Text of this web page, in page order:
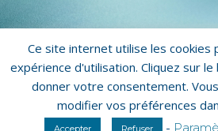
Copyright © 2026 Biorecos
Mentions légales
Politique de
Qui sommes-nous ?
Ce site internet utilise les cookies
expérience d'utilisation. Cliquez sur
donner votre consentement.
modifier vos préférences
Accepter Refuser -